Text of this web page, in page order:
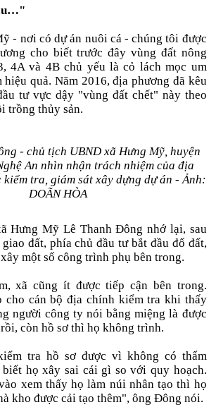
- nơi có dự án nuôi cá - chúng tôi được
cho biết trước đây vùng đất nông
4A và 4B chủ yếu là cỏ lách mọc um
hiệu quả. Năm 2016, địa phương đã kêu
tư vực dậy "vùng đất chết" này theo
trồng thủy sản.
- chủ tịch UBND xã Hưng Mỹ, huyện
An nhìn nhận trách nhiệm của địa
tra, giám sát xây dựng dự án - Ảnh:
DOÃN HÒA
Hưng Mỹ Lê Thanh Đông nhớ lại, sau
đất, phía chủ đầu tư bắt đầu đổ đất,
một số công trình phụ bên trong.
xã cũng ít được tiếp cận bên trong.
cho cán bộ địa chính kiểm tra khi thấy
người công ty nói bằng miệng là được
còn hồ sơ thì họ không trình.
tra hồ sơ được vì không có thẩm
họ xây sai cái gì so với quy hoạch.
xem thấy họ làm núi nhân tạo thì họ
kho được cải tạo thêm", ông Đông nói.